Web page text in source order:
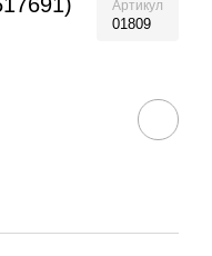
Артикул
01809